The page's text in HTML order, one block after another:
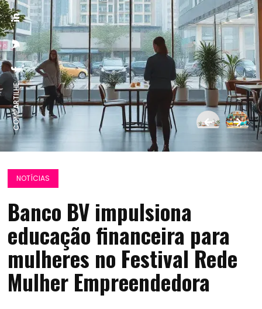
COMPARTILHE:
NOTÍCIAS
Banco BV impulsiona
educação financeira para
mulheres no Festival Rede
Mulher Empreendedora